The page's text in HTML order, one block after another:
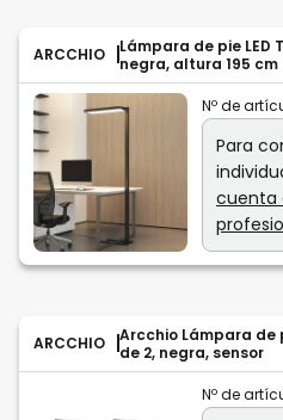
ARCCHIO
Lámpara de pie LED
negra, altura 195 cm
Nº de
Para
cuenta
ARCCHIO
Arcchio Lámpara de
de 2, negra, sensor
Nº de